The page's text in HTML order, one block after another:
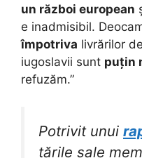
un război european
e inadmisibil.
împotriva livrărilor
iugoslavii sunt puțin
refuzăm.”
Potrivit unui
țările sale